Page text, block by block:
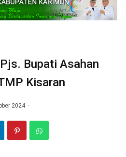
Bupati Asahan
Kisaran
2024